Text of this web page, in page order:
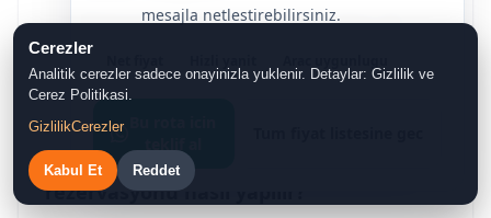
Rezervasyon 24 saat kesintisiz alınır. Ön
ödeme yok, transfer sonrası nakit veya EFT.
Gece saatleri aynı tarife.
İzmir Havalimanı Aliağa Transfer
rezervasyonu nasıl yapılır?
mesajla netlestirebilirsiniz.
Cerezler
Analitik cerezler sadece onayinizla yuklenir. Detaylar: Gizlilik ve
Cerez Politikasi.
GizlilikCerezler
Kabul Et Reddet